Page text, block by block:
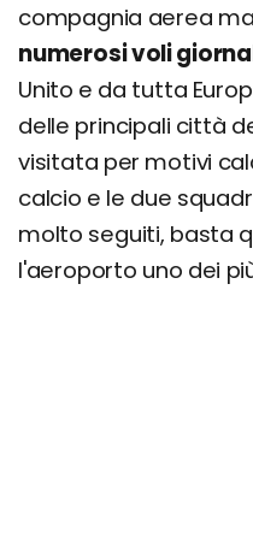
compagnia aerea
numerosi voli
Unito e da tutta
delle principali città
visitata per motivi
calcio e le due
molto seguiti, basta
l'aeroporto uno dei